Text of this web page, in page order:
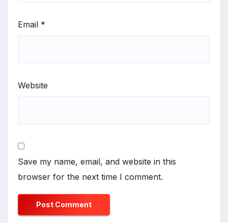
Email *
Website
Save my name, email, and website in this
browser for the next time I comment.